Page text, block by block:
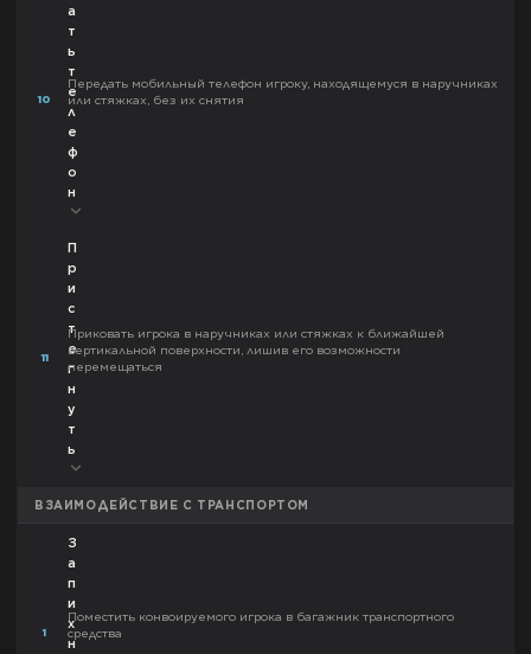
10
а
т
ь
т
е
л
е
ф
о
н
Передать мобильный телефон игроку, находящемуся в наручниках
или стяжках, без их снятия
11
П
р
и
с
т
е
г
н
у
т
ь
Приковать игрока в наручниках или стяжках к ближайшей
вертикальной поверхности, лишив его возможности
перемещаться
ВЗАИМОДЕЙСТВИЕ С ТРАНСПОРТОМ
1
З
а
п
и
х
н
Поместить конвоируемого игрока в багажник транспортного
средства